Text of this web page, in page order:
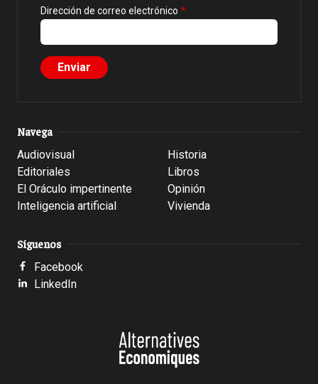
Dirección de correo electrónico
Navega
Audiovisual
Editoriales
El Oráculo impertinente
Inteligencia artificial
Historia
Libros
Opinión
Vivienda
Síguenos
Facebook
LinkedIn